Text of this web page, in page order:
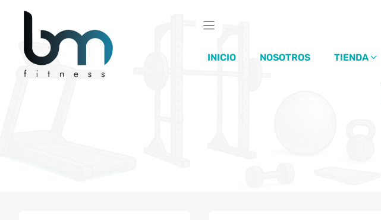
contenido
INICIO
NOSOTROS TIENDA